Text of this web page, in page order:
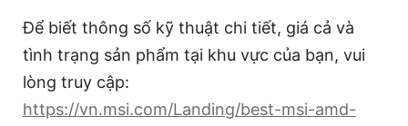
Để biết thông số kỹ thuật chi tiết, giá cả và
tình trạng sản phẩm tại khu vực của bạn, vui
lòng truy cập:
https://vn.msi.com/Landing/best-msi-amd-